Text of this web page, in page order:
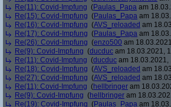
Re(11): Covid-Impfung (Paulas_Papa am
Re(15): Covid-Impfung (Paulas_Papa am
Re(16): Covid-Impfung (AVS_reloaded am
Re(17): Covid-Impfung (Paulas_Papa am
Re(26): Covid-Impfung (enzo500 am
Re(9): Covid-Impfung (ducduc am 18.03.2021,
Re(11): Covid-Impfung (ducduc am 18.03.2021,
Re(18): Covid-Impfung (AVS_reloaded am
Re(27): Covid-Impfung (AVS_reloaded am
Re(11): Covid-Impfung (hellbringer am
Re(9): Covid-Impfung (hellbringer am
Re(19): Covid-Impfung (Paulas_Papa am